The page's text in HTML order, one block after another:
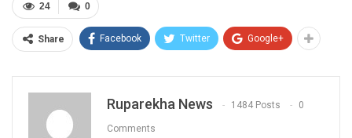
0
24
Share Facebook Twitter Google+
Ruparekha News 1484 Posts 0
Comments